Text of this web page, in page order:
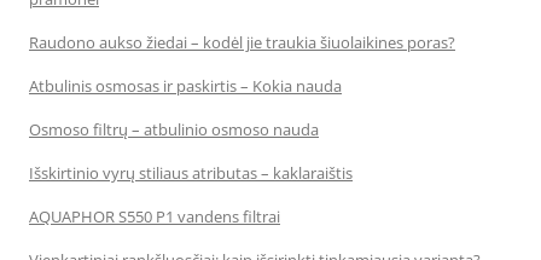
Raudono aukso žiedai – kodėl jie traukia šiuolaikines poras?
Atbulinis osmosas ir paskirtis – Kokia nauda
Osmoso filtrų – atbulinio osmoso nauda
Išskirtinio vyrų stiliaus atributas – kaklaraištis
AQUAPHOR S550 P1 vandens filtrai